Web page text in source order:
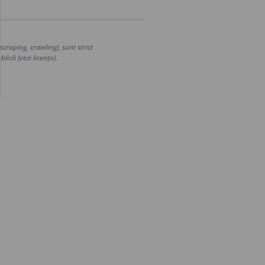
crawling), sunt strict
(vezi licența).